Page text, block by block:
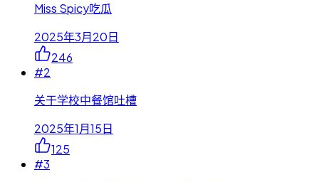
Miss Spicy吃瓜
2025年3月20日
246
#2
关于学校中餐馆吐槽
2025年1月15日
125
#3